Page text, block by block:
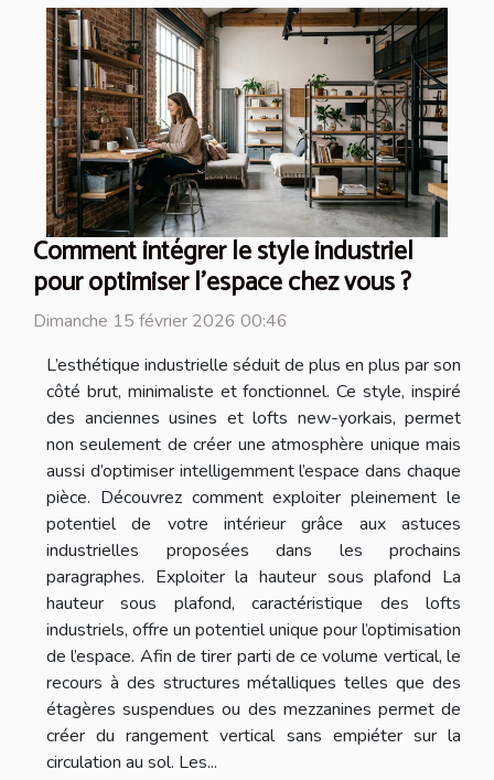
Comment intégrer le style industriel
pour optimiser l'espace chez vous ?
Dimanche 15 février 2026 00:46
L’esthétique industrielle séduit de plus en plus par son
côté brut, minimaliste et fonctionnel. Ce style, inspiré
des anciennes usines et lofts new-yorkais, permet
non seulement de créer une atmosphère unique mais
aussi d’optimiser intelligemment l’espace dans chaque
pièce. Découvrez comment exploiter pleinement le
potentiel de votre intérieur grâce aux astuces
industrielles proposées dans les prochains
paragraphes. Exploiter la hauteur sous plafond La
hauteur sous plafond, caractéristique des lofts
industriels, offre un potentiel unique pour l’optimisation
de l’espace. Afin de tirer parti de ce volume vertical, le
recours à des structures métalliques telles que des
étagères suspendues ou des mezzanines permet de
créer du rangement vertical sans empiéter sur la
circulation au sol. Les...